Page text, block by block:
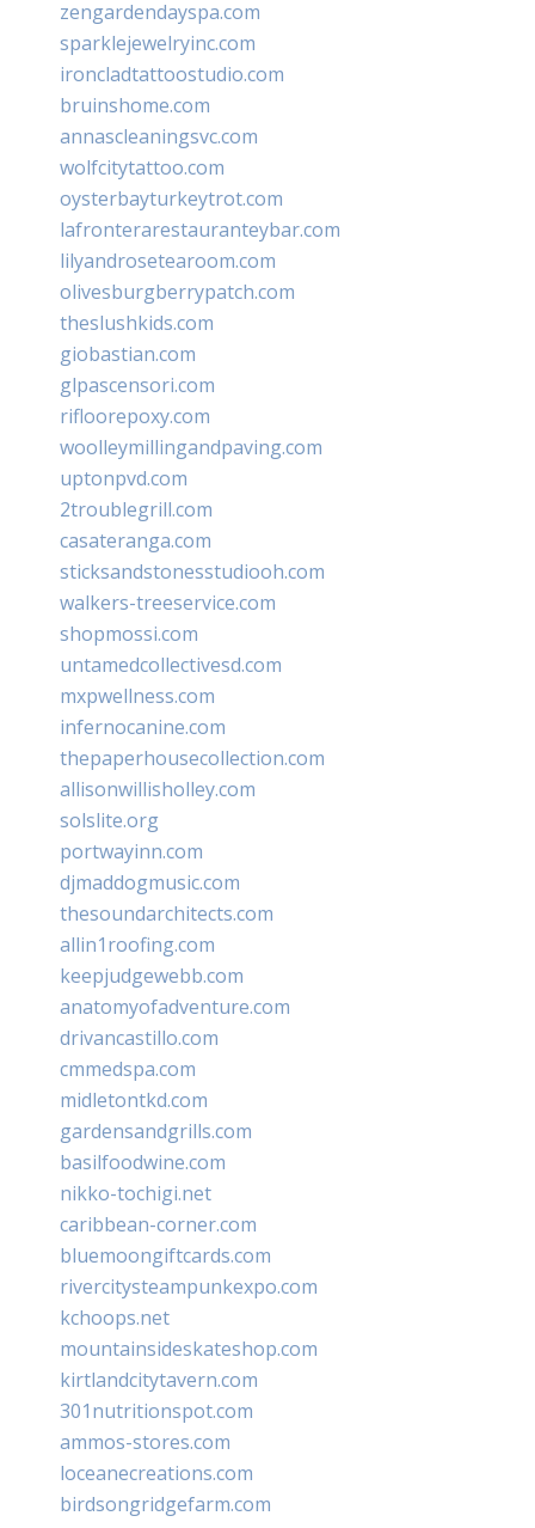
zengardendayspa.com
sparklejewelryinc.com
ironcladtattoostudio.com
bruinshome.com
annascleaningsvc.com
wolfcitytattoo.com
oysterbayturkeytrot.com
lafronterarestauranteybar.com
lilyandrosetearoom.com
olivesburgberrypatch.com
theslushkids.com
giobastian.com
glpascensori.com
rifloorepoxy.com
woolleymillingandpaving.com
uptonpvd.com
2troublegrill.com
casateranga.com
sticksandstonesstudiooh.com
walkers-treeservice.com
shopmossi.com
untamedcollectivesd.com
mxpwellness.com
infernocanine.com
thepaperhousecollection.com
allisonwillisholley.com
solslite.org
portwayinn.com
djmaddogmusic.com
thesoundarchitects.com
allin1roofing.com
keepjudgewebb.com
anatomyofadventure.com
drivancastillo.com
cmmedspa.com
midletontkd.com
gardensandgrills.com
basilfoodwine.com
nikko-tochigi.net
caribbean-corner.com
bluemoongiftcards.com
rivercitysteampunkexpo.com
kchoops.net
mountainsideskateshop.com
kirtlandcitytavern.com
301nutritionspot.com
ammos-stores.com
loceanecreations.com
birdsongridgefarm.com